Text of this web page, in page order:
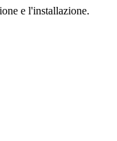
e l'installazione.